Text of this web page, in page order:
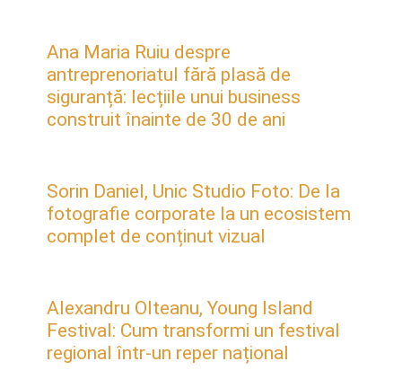
Ana Maria Ruiu despre
antreprenoriatul fără plasă de
siguranță: lecțiile unui business
construit înainte de 30 de ani
Sorin Daniel, Unic Studio Foto: De la
fotografie corporate la un ecosistem
complet de conținut vizual
Alexandru Olteanu, Young Island
Festival: Cum transformi un festival
regional într-un reper național